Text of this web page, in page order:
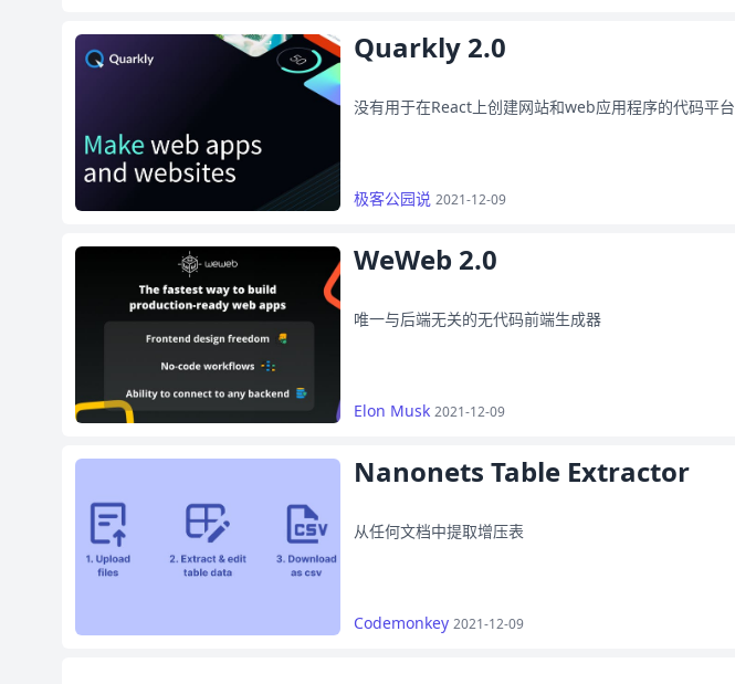
Quarkly 2.0
没有用于在React上创建网站和web应用程序的代码平台
极客公园说 2021-12-09
WeWeb 2.0
唯一与后端无关的无代码前端生成器
Elon Musk 2021-12-09
Nanonets Table Extractor
从任何文档中提取增压表
Codemonkey 2021-12-09